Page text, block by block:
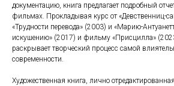
документацию, книга предлагает подробный
фильмах. Прокладывая курс от «Девственниц-
«Трудности перевода» (2003) и «Марию-
искушению» (2017) и фильму «Присцилла»
раскрывает творческий процесс самой
современности.
Художественная книга, лично